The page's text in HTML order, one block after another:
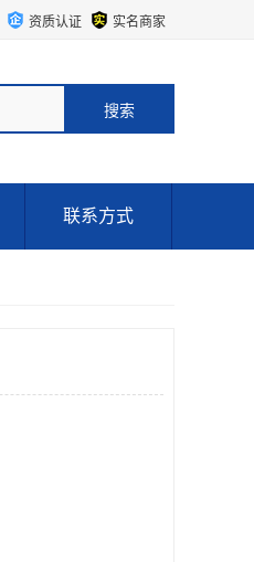
资质认证 实名商家
联系方式